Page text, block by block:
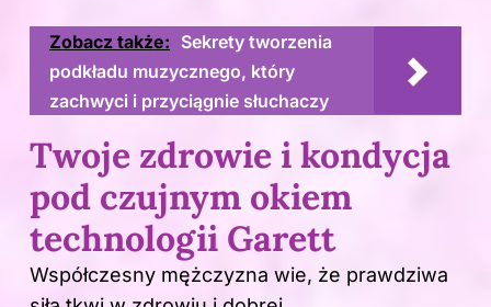
Zobacz także: Sekrety tworzenia
podkładu muzycznego, który
zachwyci i przyciągnie słuchaczy
Twoje zdrowie i kondycja
pod czujnym okiem
technologii Garett
Współczesny mężczyzna wie, że prawdziwa